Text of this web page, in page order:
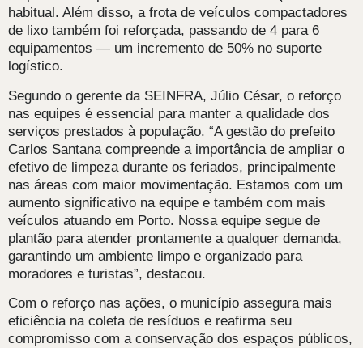
habitual. Além disso, a frota de veículos compactadores
de lixo também foi reforçada, passando de 4 para 6
equipamentos — um incremento de 50% no suporte
logístico.
Segundo o gerente da SEINFRA, Júlio César, o reforço
nas equipes é essencial para manter a qualidade dos
serviços prestados à população. “A gestão do prefeito
Carlos Santana compreende a importância de ampliar o
efetivo de limpeza durante os feriados, principalmente
nas áreas com maior movimentação. Estamos com um
aumento significativo na equipe e também com mais
veículos atuando em Porto. Nossa equipe segue de
plantão para atender prontamente a qualquer demanda,
garantindo um ambiente limpo e organizado para
moradores e turistas”, destacou.
Com o reforço nas ações, o município assegura mais
eficiência na coleta de resíduos e reafirma seu
compromisso com a conservação dos espaços públicos,